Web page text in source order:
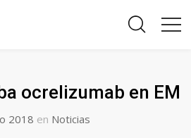
ocrelizumab en EM
2018 en Noticias